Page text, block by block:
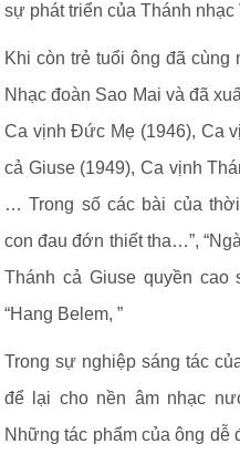
sự phát triển của Thánh nhạc
Khi còn trẻ tuổi ông đã cùng
Nhạc đoàn Sao Mai và đã
Ca vịnh Đức Mẹ (1946), Ca
cả Giuse (1949), Ca vịnh
… Trong số các bài của
con đau đớn thiết tha…”,
Thánh cả Giuse quyền
“Hang Belem, ”
Trong sự nghiệp sáng tác
để lại cho nền âm nhạc
Những tác phẩm của ông